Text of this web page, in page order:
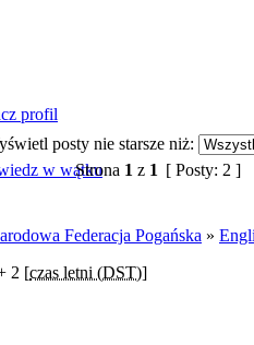
posty nie starsze niż:
Strona 1 z 1 [ Posty: 2 ]
Federacja Pogańska »
2 [czas letni (DST)]